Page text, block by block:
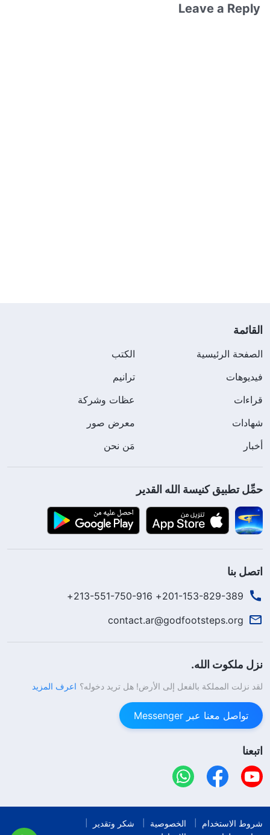
Leave a Reply
القائمة
الصفحة الرئيسية
الكتب
فيديوهات
ترانيم
قراءات
عظات وشركة
شهادات
معرض صور
أخبار
مَن نحن
حمِّل تطبيق كنيسة الله القدير
اتصل بنا
201-153-829-389+ 213-551-750-916+
contact.ar@godfootsteps.org
نزل ملكوت الله.
لقد نزلت المملكة بالفعل إلى الأرض! هل تريد دخوله؟ اعرف المزيد
تواصل معنا عبر Messenger
اتبعنا
شروط الاستخدام الخصوصية
شكر وتقدير